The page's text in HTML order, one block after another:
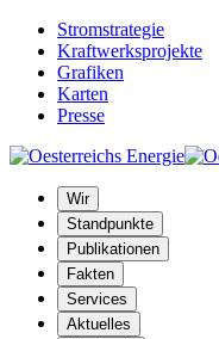
Stromstrategie
Kraftwerksprojekte
Grafiken
Karten
Presse
Wir
Standpunkte
Publikationen
Fakten
Services
Aktuelles